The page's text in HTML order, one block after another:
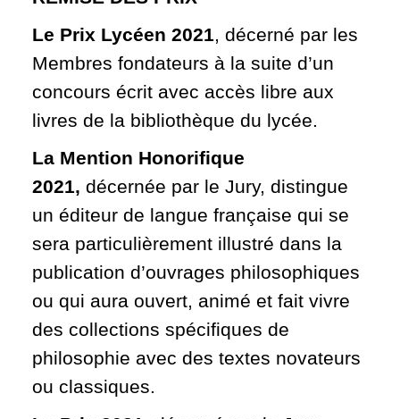
Le Prix Lycéen 2021, décerné par les
Membres fondateurs à la suite d’un
concours écrit avec accès libre aux
livres de la bibliothèque du lycée.
La Mention Honorifique
2021, décernée par le Jury, distingue
un éditeur de langue française qui se
sera particulièrement illustré dans la
publication d’ouvrages philosophiques
ou qui aura ouvert, animé et fait vivre
des collections spécifiques de
philosophie avec des textes novateurs
ou classiques.